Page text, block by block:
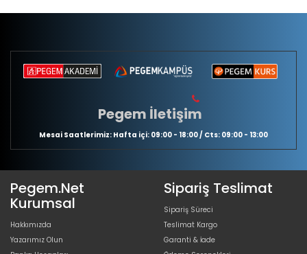
Pegem İletişim
Mesai Saatlerimiz: Hafta içi: 09:00 - 18:00 / Cts: 09:00 - 13:00
Pegem.Net
Kurumsal
Hakkımızda
Yazarımız Olun
Sipariş Teslimat
Sipariş Süreci
Teslimat Kargo
Garanti & İade